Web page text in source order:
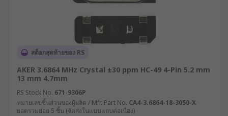
สต็อกสุดท้ายของ RS
AKER 3.6864 MHz Crystal ±30 ppm HC-49 4-Pin 5.2 mm
13 mm 4.7mm
RS Stock No. 671-9306P
หมายเลขชิ้นส่วนของผู้ผลิต / Mfr. Part No. CA4-3.6864-18-3050-X
ยอดรวมย่อย 5 ชิ้น (จัดส่งในแบบแถบต่อเนื่อง)